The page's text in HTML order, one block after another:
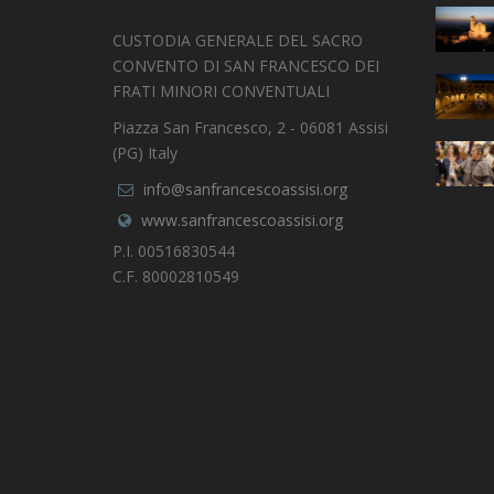
CUSTODIA GENERALE DEL SACRO
CONVENTO DI SAN FRANCESCO DEI
FRATI MINORI CONVENTUALI
Piazza San Francesco, 2 - 06081 Assisi
(PG) Italy
info@sanfrancescoassisi.org
www.sanfrancescoassisi.org
P.I. 00516830544
C.F. 80002810549